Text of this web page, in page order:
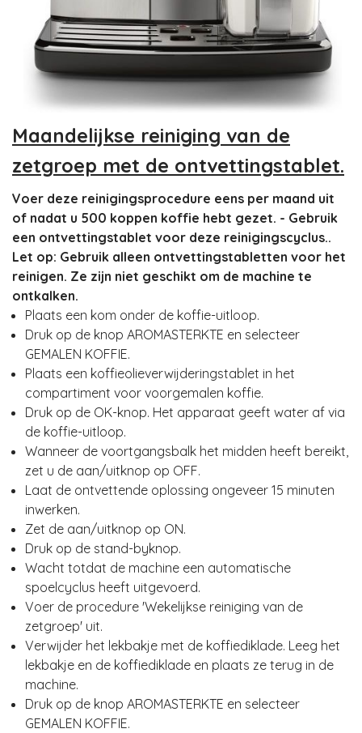
Maandelijkse reiniging van de
zetgroep met de ontvettingstablet.
Voer deze reinigingsprocedure eens per maand uit
of nadat u 500 koppen koffie hebt gezet. - Gebruik
een ontvettingstablet voor deze reinigingscyclus..
Let op: Gebruik alleen ontvettingstabletten voor het
reinigen. Ze zijn niet geschikt om de machine te
ontkalken.
Plaats een kom onder de koffie-uitloop.
Druk op de knop AROMASTERKTE en selecteer
GEMALEN KOFFIE.
Plaats een koffieolieverwijderingstablet in het
compartiment voor voorgemalen koffie.
Druk op de OK-knop. Het apparaat geeft water af via
de koffie-uitloop.
Wanneer de voortgangsbalk het midden heeft bereikt,
zet u de aan/uitknop op OFF.
Laat de ontvettende oplossing ongeveer 15 minuten
inwerken.
Zet de aan/uitknop op ON.
Druk op de stand-byknop.
Wacht totdat de machine een automatische
spoelcyclus heeft uitgevoerd.
Voer de procedure 'Wekelijkse reiniging van de
zetgroep' uit.
Verwijder het lekbakje met de koffiediklade. Leeg het
lekbakje en de koffiediklade en plaats ze terug in de
machine.
Druk op de knop AROMASTERKTE en selecteer
GEMALEN KOFFIE.